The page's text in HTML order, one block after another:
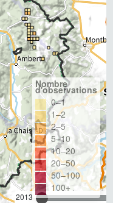
2013
Nombre
d'observations
0–1
1–2
2–5
5–10
10–20
20–50
50–100
100+